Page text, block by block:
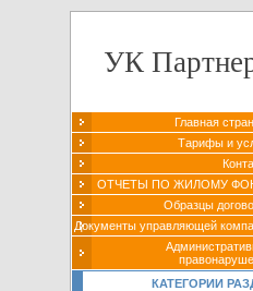
УК
Главная
Тарифы и
ОТЧЕТЫ ПО ЖИЛОМУ
Образцы
Документы управляющей
КАТЕГОРИИ